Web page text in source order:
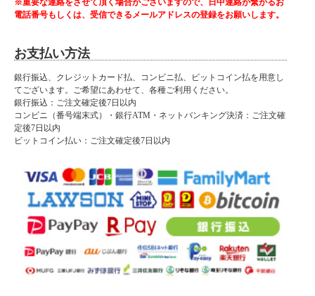
■納期表記について
当店商品はメーカー取扱商品も販売中の為、稀に在庫切れの場合もございます。
電話番号もしくは、受信できるメールアドレスの登録をお願いします。
お支払い方法
銀行振込、クレジットカード払、コンビニ払、ビットコイン払を用意し
てございます。ご希望にあわせて、各種ご利用ください。
銀行振込：ご注文確定後7日以内
コンビニ（番号端末式）・銀行ATM・ネットバンキング決済：ご注文確
定後7日以内
ビットコイン払い：ご注文確定後7日以内